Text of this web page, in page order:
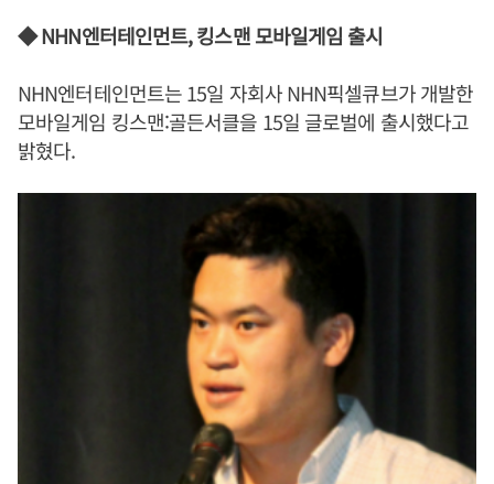
◆ NHN엔터테인먼트, 킹스맨 모바일게임 출시
NHN엔터테인먼트는 15일 자회사 NHN픽셀큐브가 개발한
모바일게임 킹스맨:골든서클을 15일 글로벌에 출시했다고
밝혔다.